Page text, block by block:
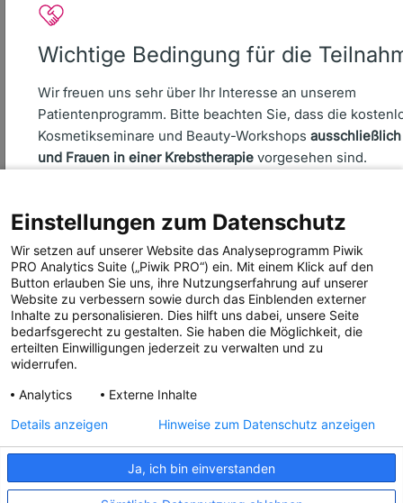
Wichtige Bedingung für die
Wir freuen uns sehr über Ihr Interesse an unserem
Patientenprogramm. Bitte beachten Sie, dass die
Kosmetikseminare und Beauty-Workshops
und Frauen in einer Krebstherapie vorgesehen sind.
Anmeldung fortsetzen Anmeldung abbrechen
IBANDE16 6407 0085 0013 2308 04
BIC DEUTDESS640
Deutsche Bank AG Reutlingen
Über uns
Seminare
Ehrenamtsbereich
Aktuelles
Presse
Folgen Sie uns!
IMPRESSUM COMPLIANCE DATENSCHUTZ
Einstellungen zum Datenschutz
Wir setzen auf unserer Website das Analyseprogramm Piwik
PRO Analytics Suite („Piwik PRO“) ein. Mit einem Klick auf den
Button erlauben Sie uns, ihre Nutzungserfahrung auf unserer
Website zu verbessern sowie durch das Einblenden externer
Inhalte zu personalisieren. Dies hilft uns dabei, unsere Seite
bedarfsgerecht zu gestalten. Sie haben die Möglichkeit, die
erteilten Einwilligungen jederzeit zu verwalten und zu
widerrufen.
Analytics
Externe Inhalte
Ja, ich bin einverstanden
Details anzeigen Hinweise zum Datenschutz anzeigen